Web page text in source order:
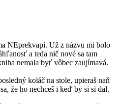
NEprekvapí. Už z názvu mi bolo
a teda nič nové sa tam
nemala byť vôbec zaujímavá.
koláč na stole, upieraš naň
že ho nechceš i keď by si si dal.